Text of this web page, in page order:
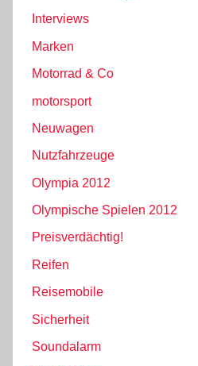
Interviews
Marken
Motorrad & Co
motorsport
Neuwagen
Nutzfahrzeuge
Olympia 2012
Olympische Spielen 2012
Preisverdächtig!
Reifen
Reisemobile
Sicherheit
Soundalarm